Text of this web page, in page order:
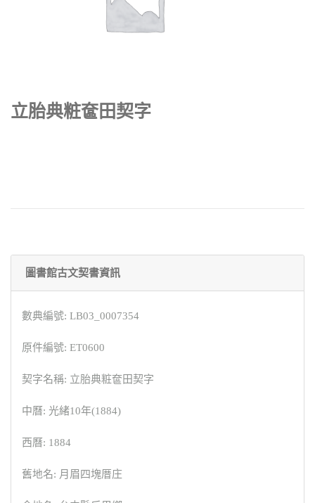
立胎典粧奩田契字
圖書館古文契書資訊
數典編號: LB03_0007354
原件編號: ET0600
契字名稱: 立胎典粧奩田契字
中曆: 光緒10年(1884)
西曆: 1884
舊地名: 月眉四塊厝庄